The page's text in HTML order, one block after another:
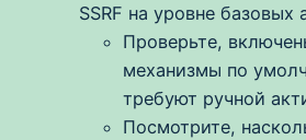
SSRF на уровне базовых
Проверьте,
механизмы по
требуют ручной
Посмотрите,